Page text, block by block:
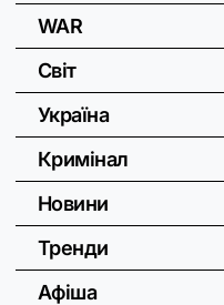
WAR
Світ
Україна
Кримінал
Новини
Тренди
Афіша